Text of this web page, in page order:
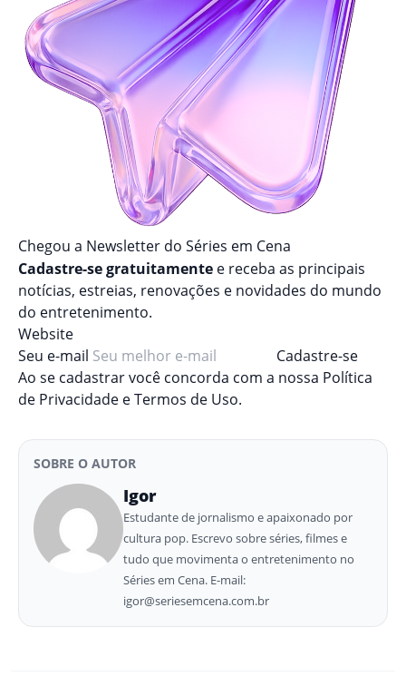
Chegou a Newsletter do Séries em Cena
Cadastre-se gratuitamente e receba as principais
notícias, estreias, renovações e novidades do mundo
do entretenimento.
Website
Seu e-mail
Cadastre-se
Ao se cadastrar você concorda com a nossa Política
de Privacidade eTermos de Uso.
SOBRE O AUTOR
Igor
Estudante de jornalismo e apaixonado por
cultura pop. Escrevo sobre séries, filmes e
tudo que movimenta o entretenimento no
Séries em Cena. E-mail:
igor@seriesemcena.com.br